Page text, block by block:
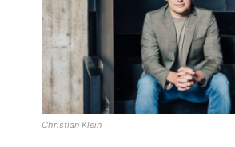
Christian Klein